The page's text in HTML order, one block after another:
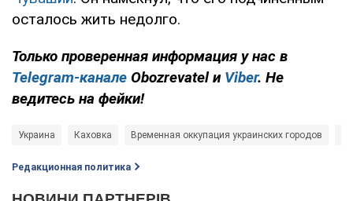
осталось жить недолго.
Только проверенная информация у нас в
Telegram-канале Obozrevatel и Viber. Не
ведитесь на фейки!
Украина Каховка Временная оккупация украинских городов
Редакционная политика